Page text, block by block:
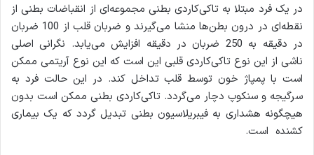
در یک فرد مبتلا به تاکی‌کاردی بطنی مجموعه‌ای از انقباضات بطنی از
نقطه‌ای در درون بطن‌ها منشا می‌گیرند و ضربان قلب از 100 ضربان
در دقیقه به 250 ضربان در دقیقه افزایش می‌یابد. نگرانی اصلی
ناشی از این نوع تاکی‌کاردی قلبی این است که این نوع آریتمی ممکن
است با پمپاژ خون توسط قلب تداخل کند. در این حالت فرد به
سرگیجه و سنکوپ دچار می‌گردد. تاکی‌کاردی بطنی ممکن است بدون
هیچگونه هشداری به فیبریلاسیون بطنی ‌تبدیل گردد که یک بیماری
کشنده است.